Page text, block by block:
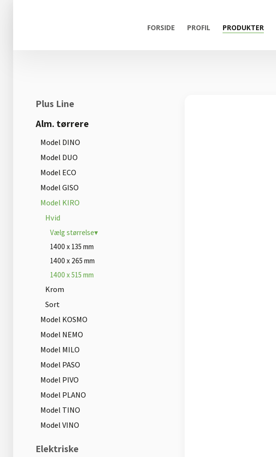
FORSIDE PROFIL PRODUKTER
Plus Line
Alm. tørrere
Model DINO
Model DUO
Model ECO
Model GISO
Model KIRO
Hvid
Vælg størrelse▾
1400 x 135 mm
1400 x 265 mm
1400 x 515 mm
Krom
Sort
Model KOSMO
Model NEMO
Model MILO
Model PASO
Model PIVO
Model PLANO
Model TINO
Model VINO
Elektriske